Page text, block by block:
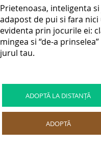
Prietenoasa, inteligenta
adapost de pui si fara nici
evidenta prin jocurile ei:
mingea si “de-a
jurul tau.
ADOPTĂ LA DISTANȚĂ
ADOPTĂ